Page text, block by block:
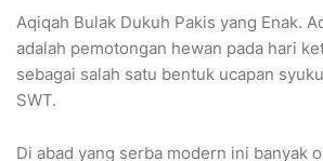
Aqiqah Bulak Dukuh Pakis yang Enak.
adalah pemotongan hewan pada hari
sebagai salah satu bentuk ucapan
SWT.
Di abad yang serba modern ini banyak